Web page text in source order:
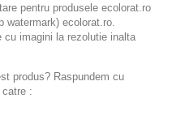
pentru produsele ecolorat.ro
ecolorat.ro.
cu imagini la rezolutie inalta
produs? Raspundem cu
catre :